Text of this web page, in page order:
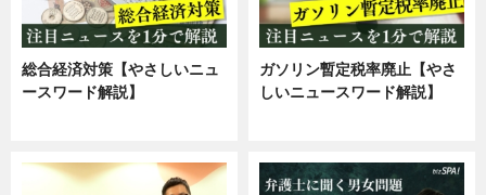
総合経済対策【やさしいニュ
ースワード解説】
ガソリン暫定税率廃止【やさ
しいニュースワード解説】